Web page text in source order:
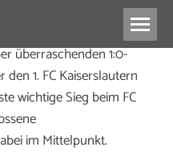
überraschenden 1:0-
1. FC Kaiserslautern
wichtige Sieg beim FC
im Mittelpunkt.